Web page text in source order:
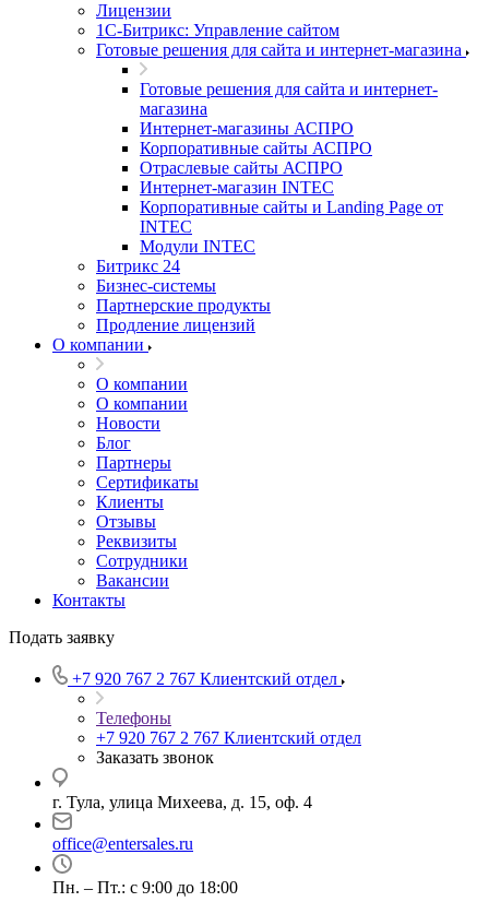
Лицензии
1С-Битрикс: Управление сайтом
Готовые решения для сайта и интернет-магазина
Готовые решения для сайта и интернет-
магазина
Интернет-магазины АСПРО
Корпоративные сайты АСПРО
Отраслевые сайты АСПРО
Интернет-магазин INTEC
Корпоративные сайты и Landing Page от
INTEC
Модули INTEC
Битрикс 24
Бизнес-системы
Партнерские продукты
Продление лицензий
О компании
О компании
О компании
Новости
Блог
Партнеры
Сертификаты
Клиенты
Отзывы
Реквизиты
Сотрудники
Вакансии
Контакты
Подать заявку
+7 920 767 2 767 Клиентский отдел
Телефоны
+7 920 767 2 767 Клиентский отдел
Заказать звонок
г. Тула, улица Михеева, д. 15, оф. 4
office@entersales.ru
Пн. – Пт.: с 9:00 до 18:00